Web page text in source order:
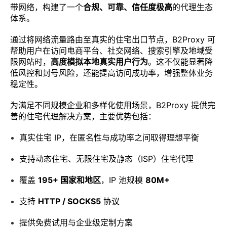
带网络，构建了一个合规、可靠、信任度极高的代理生态
体系。
通过将网络流量路由至真实的住宅出口节点，B2Proxy 可
帮助用户在访问电商平台、社交网络、搜索引擎及地域受
限网站时， 高度模拟本地真实用户行为。这不仅能显著降
低风控和封号风险，还能提高访问成功率，增强整体业务
稳定性。
为满足不同规模企业和多样化使用场景，B2Proxy 提供完
善的住宅代理解决方案，主要优势包括：
真实住宅 IP，在匿名性与成功率之间取得理想平衡
支持动态住宅、无限住宅及静态（ISP）住宅代理
覆盖 195+ 国家和地区，IP 池规模 80M+
支持 HTTP / SOCKS5 协议
提供免费试用与企业级定制方案